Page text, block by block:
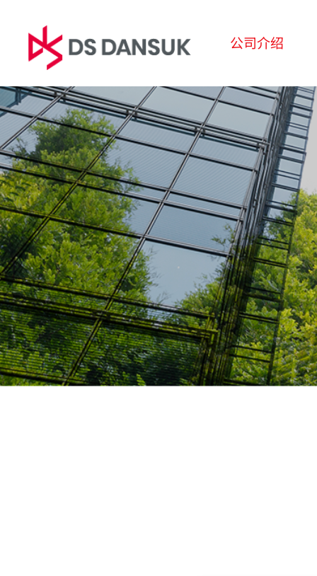
公司介绍
公司介绍
CEO问候语
经营理念
CI
沿革
全球商务网络
业务领域
生物能源
电池回收
塑料回收
R&D
可
ESG
环境
社会
治理
报告书